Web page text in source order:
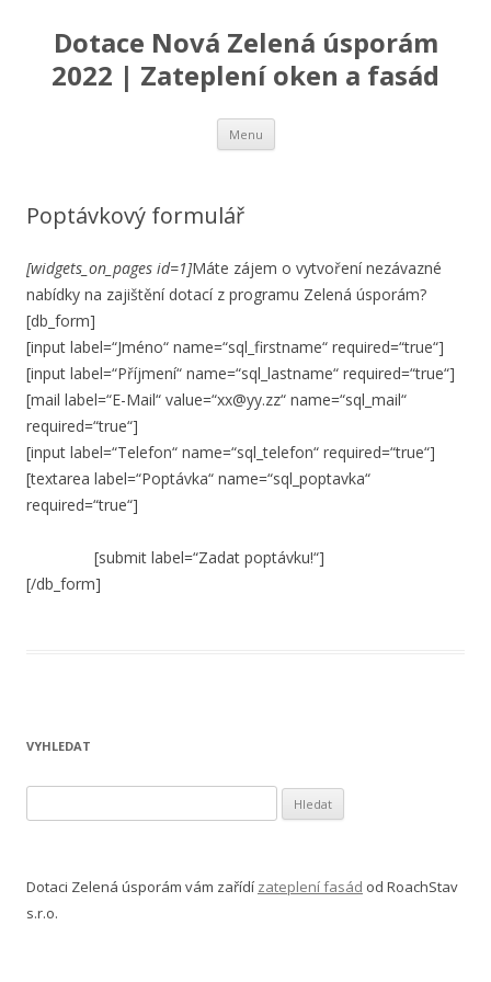
Dotace Nová Zelená úsporám
2022 | Zateplení oken a fasád
Menu Přejít
obsahu
Poptávkový formulář
[widgets_on_pages id=1]Máte zájem o vytvoření nezávazné
nabídky na zajištění dotací z programu Zelená úsporám?
[db_form]
[input label=“Jméno“ name=“sql_firstname“ required=“true“]
[input label=“Příjmení“ name=“sql_lastname“ required=“true“]
[mail label=“E-Mail“ value=“xx@yy.zz“ name=“sql_mail“
required=“true“]
[input label=“Telefon“ name=“sql_telefon“ required=“true“]
[textarea label=“Poptávka“ name=“sql_poptavka“
required=“true“]
[submit label=“Zadat poptávku!“]
[/db_form]
VYHLEDAT
y
lDotaci Zelená úsporám vám zařídí zateplení fasád od RoachStav
s.r.o.